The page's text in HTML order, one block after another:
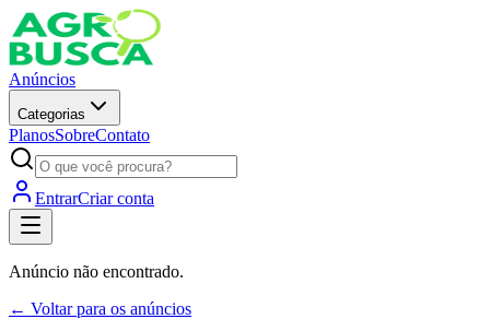
Anúncios
Categorias
PlanosSobreContato
EntrarCriar conta
Anúncio não encontrado.
← Voltar para os anúncios